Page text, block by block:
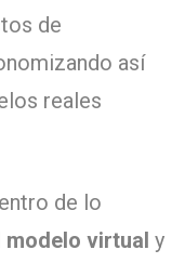
de
así
reales
de lo
modelo virtual y